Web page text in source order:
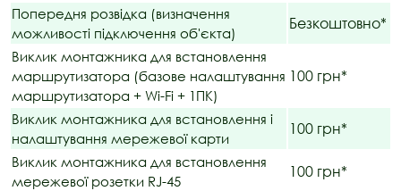
Попередня розвідка (визначення
можливості підключення об'єкта)
Безкоштовно*
Виклик монтажника для встановлення
маршрутизатора (базове налаштування
маршрутизатора + Wi-Fi + 1ПК)
100 грн*
Виклик монтажника для встановлення і
налаштування мережевої карти
100 грн*
Виклик монтажника для встановлення
мережевої розетки RJ-45
100 грн*